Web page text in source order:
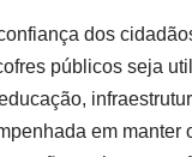
dos
públicos seja
em manter